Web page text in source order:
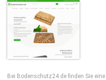
Bei Bodenschutz24.de finden Sie